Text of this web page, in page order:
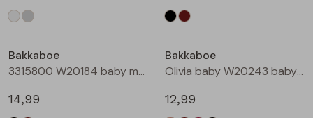
Bakkaboe
3315800 W20184 baby meisjes rok kort Bruin donker
14,99
Bakkaboe
Olivia baby W20243 baby meisjes T-shirt lm Kit
12,99